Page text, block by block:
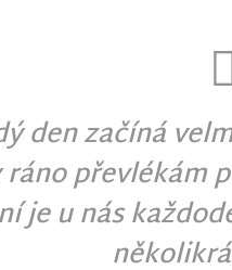
den začíná
převlékám
je u nás